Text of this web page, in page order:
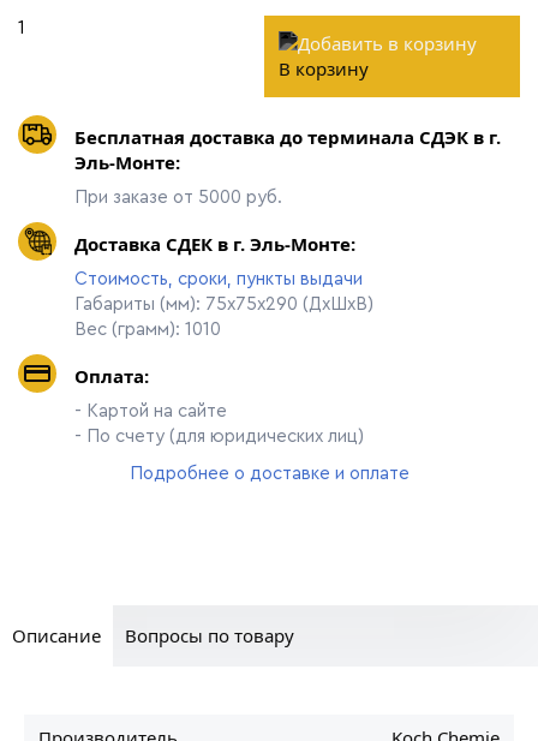
В корзину
Бесплатная доставка до терминала СДЭК в г.
Эль-Монте:
При заказе от 5000 руб.
Доставка СДЕК в г. Эль-Монте:
Стоимость, сроки, пункты выдачи
Габариты (мм): 75х75х290 (ДхШхВ)
Вес (грамм): 1010
Оплата:
- Картой на сайте
- По счету (для юридических лиц)
Подробнее о доставке и оплате
Описание Вопросы по товару